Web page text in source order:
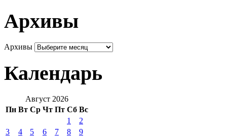
Архивы
Архивы
Календарь
Август 2026
Пн Вт Ср Чт Пт Сб Вс
1
2
3
4 5 6 7 8
9